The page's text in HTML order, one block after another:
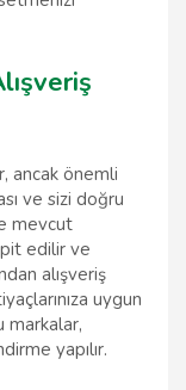
ancak önemli
ve sizi doğru
mevcut
edilir ve
alışveriş
uygun
markalar,
yapılır.